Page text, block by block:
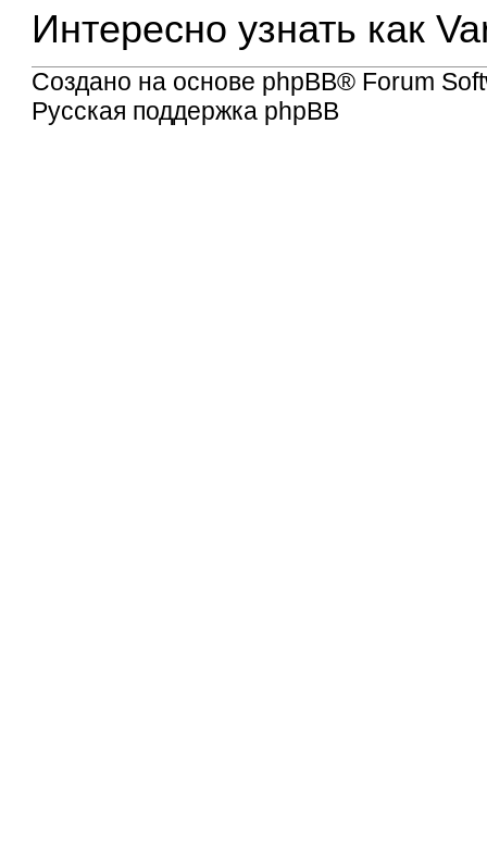
Интересно узнать как
Создано на основе phpBB® Forum
Русская поддержка phpBB